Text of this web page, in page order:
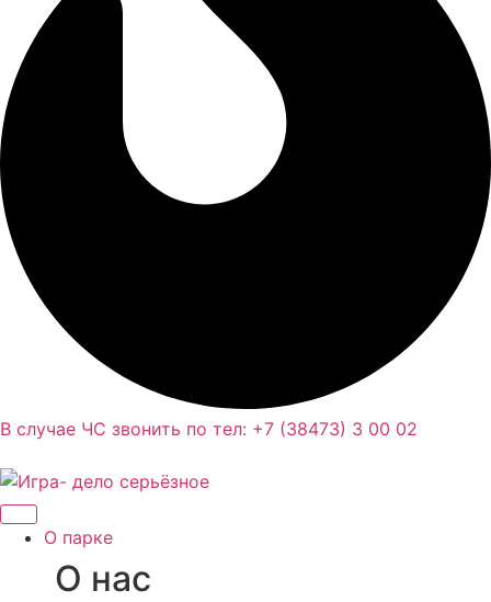
В случае ЧС звонить по тел: +7 (38473) 3 00 02
О парке
О нас